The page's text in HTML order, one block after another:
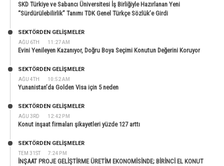
SKD Türkiye ve Sabancı Üniversitesi İş Birliğiyle Hazırlanan Yeni
“Sürdürülebilirlik” Tanımı TDK Genel Türkçe Sözlük’e Girdi
AĞU 6TH 11:27 AM
SEKTÖRDEN GELIŞMELER
Evini Yenileyen Kazanıyor, Doğru Boya Seçimi Konutun Değerini Koruyor
AĞU 4TH 10:52 AM
SEKTÖRDEN GELIŞMELER
Yunanistan’da Golden Visa için 5 neden
AĞU 3RD 12:42 PM
SEKTÖRDEN GELIŞMELER
Konut inşaat firmaları şikayetleri yüzde 127 arttı
TEM 31ST 7:24 PM
SEKTÖRDEN GELIŞMELER
İNŞAAT PROJE GELİŞTİRME ÜRETİM EKONOMİSİNDE; BİRİNCİ EL KONUT